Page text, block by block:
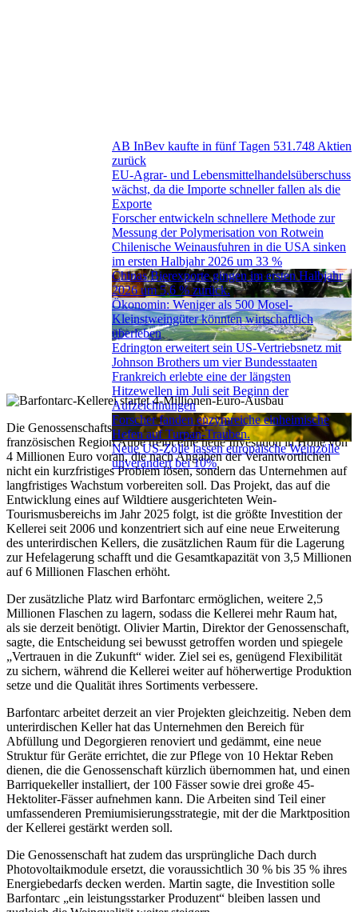
Die Genossenschaftskellerei Barfontarc in Baronville in der
französischen Region Aube treibt eine neue Investition in Höhe von
4 Millionen Euro voran, die nach Angaben der Verantwortlichen
nicht ein kurzfristiges Problem lösen, sondern das Unternehmen auf
langfristiges Wachstum vorbereiten soll. Das Projekt, das auf die
Entwicklung eines auf Wildtiere ausgerichteten Wein-
Tourismusbereichs im Jahr 2025 folgt, ist die größte Investition der
Kellerei seit 2006 und konzentriert sich auf eine neue Erweiterung
des unterirdischen Kellers, die zusätzlichen Raum für die Lagerung
zur Hefelagerung schafft und die Gesamtkapazität von 3,5 Millionen
auf 6 Millionen Flaschen erhöht.
Der zusätzliche Platz wird Barfontarc ermöglichen, weitere 2,5
Millionen Flaschen zu lagern, sodass die Kellerei mehr Raum hat,
als sie derzeit benötigt. Olivier Martin, Direktor der Genossenschaft,
sagte, die Entscheidung sei bewusst getroffen worden und spiegele
„Vertrauen in die Zukunft“ wider. Ziel sei es, genügend Flexibilität
zu sichern, während die Kellerei weiter auf höherwertige Produktion
setze und die Qualität ihres Sortiments verbessere.
Barfontarc arbeitet derzeit an vier Projekten gleichzeitig. Neben dem
unterirdischen Keller hat das Unternehmen den Bereich für
Abfüllung und Degorgieren renoviert und gedämmt, eine neue
Struktur für Geräte errichtet, die zur Pflege von 10 Hektar Reben
dienen, die die Genossenschaft kürzlich übernommen hat, und einen
Barriquekeller installiert, der 100 Fässer sowie drei große 45-
Hektoliter-Fässer aufnehmen kann. Die Arbeiten sind Teil einer
umfassenderen Premiumisierungsstrategie, mit der die Marktposition
der Kellerei gestärkt werden soll.
Die Genossenschaft hat zudem das ursprüngliche Dach durch
Photovoltaikmodule ersetzt, die voraussichtlich 30 % bis 35 % ihres
Energiebedarfs decken werden. Martin sagte, die Investition solle
Barfontarc „ein leistungsstarker Produzent“ bleiben lassen und
AB InBev kaufte in fünf Tagen 531.748 Aktien
zurück
EU-Agrar- und Lebensmittelhandelsüberschuss
wächst, da die Importe schneller fallen als die
Exporte
Forscher entwickeln schnellere Methode zur
Messung der Polymerisation von Rotwein
Chilenische Weinausfuhren in die USA sinken
im ersten Halbjahr 2026 um 33 %
Chinas Bierexporte gingen im ersten Halbjahr
2026 um 5,6 % zurück.
Ökonomin: Weniger als 500 Mosel-
Kleinstweingüter könnten wirtschaftlich
überleben
Edrington erweitert sein US-Vertriebsnetz mit
Johnson Brothers um vier Bundesstaaten
Frankreich erlebte eine der längsten
Hitzewellen im Juli seit Beginn der
Aufzeichnungen
Forscher fanden enzymreiche einheimische
Hefen auf Turpan-Trauben.
Neue US-Zölle lassen europäische Weinzölle
unverändert bei 10%